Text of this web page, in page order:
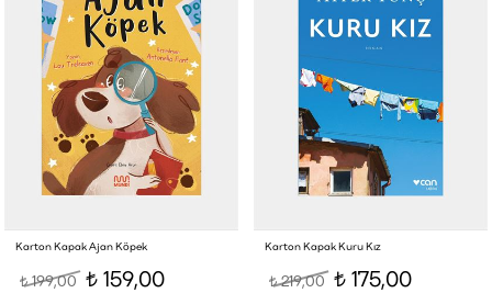
Karton Kapak Ajan Köpek
t199,00 t 159,00
Karton Kapak Kuru Kız
t219,00 t 175,00